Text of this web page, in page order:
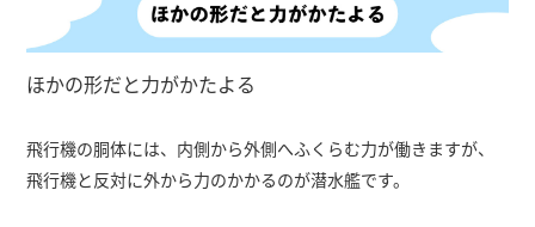
ほかの形だと力がかたよる
飛行機の胴体には、内側から外側へふくらむ力が働きますが、
飛行機と反対に外から力のかかるのが潜水艦です。